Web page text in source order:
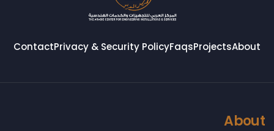
About
Projects
Faqs
Privacy & Security Policy
Contact
About